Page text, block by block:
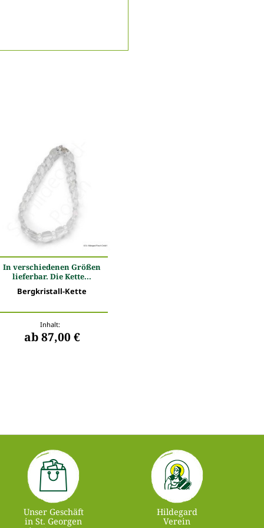
In verschiedenen Größen
lieferbar. Die Kette...
Bergkristall-Kette
Inhalt:
ab 87,00 €
Unser Geschäft
in St. Georgen
Hildegard
Verein